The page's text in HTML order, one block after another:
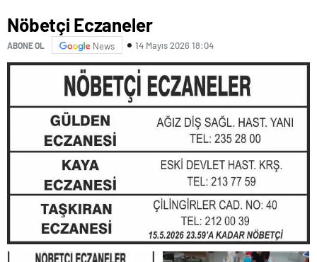
Nöbetçi Eczaneler
ABONE OL News 14 Mayıs 2026 18:04